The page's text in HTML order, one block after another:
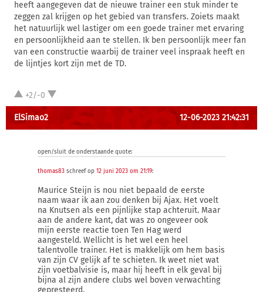
heeft aangegeven dat de nieuwe trainer een stuk minder te
zeggen zal krijgen op het gebied van transfers. Zoiets maakt
het natuurlijk wel lastiger om een goede trainer met ervaring
en persoonlijkheid aan te stellen. Ik ben persoonlijk meer fan
van een constructie waarbij de trainer veel inspraak heeft en
de lijntjes kort zijn met de TD.
+2/-0
ElSimao2 12-06-2023 21:42:31
open/sluit de onderstaande quote:
thomas83 schreef op 12 juni 2023 om 21:19:
Maurice Steijn is nou niet bepaald de eerste
naam waar ik aan zou denken bij Ajax. Het voelt
na Knutsen als een pijnlijke stap achteruit. Maar
aan de andere kant, dat was zo ongeveer ook
mijn eerste reactie toen Ten Hag werd
aangesteld. Wellicht is het wel een heel
talentvolle trainer. Het is makkelijk om hem basis
van zijn CV gelijk af te schieten. Ik weet niet wat
zijn voetbalvisie is, maar hij heeft in elk geval bij
bijna al zijn andere clubs wel boven verwachting
gepresteerd.